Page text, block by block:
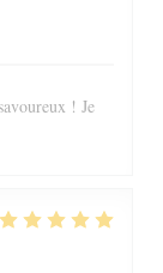
! Je